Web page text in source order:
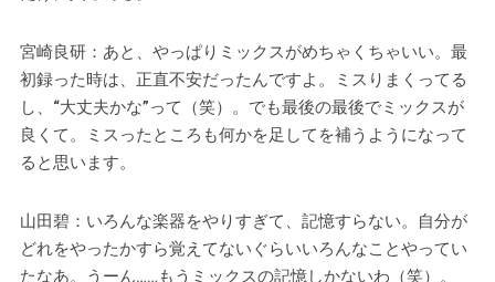
宮崎良研：あと、やっぱりミックスがめちゃくちゃいい。最
初録った時は、正直不安だったんですよ。ミスりまくってる
し、“大丈夫かな”って（笑）。でも最後の最後でミックスが
良くて。ミスったところも何かを足してを補うようになって
ると思います。
山田碧：いろんな楽器をやりすぎて、記憶すらない。自分が
どれをやったかすら覚えてないぐらいいろんなことやってい
たなあ。うーん……もうミックスの記憶しかないわ（笑）。